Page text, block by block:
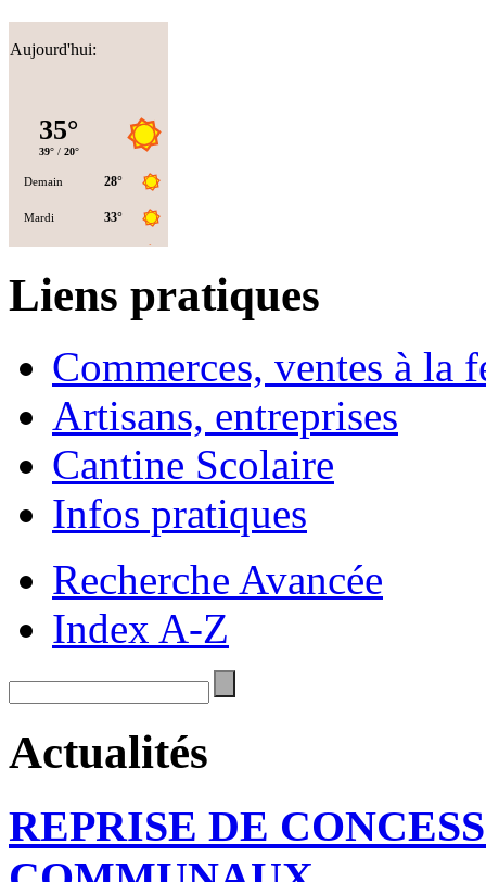
Aujourd'hui:
Liens pratiques
Commerces, ventes à la
Artisans, entreprises
Cantine Scolaire
Infos pratiques
Recherche Avancée
Index A-Z
Actualités
REPRISE DE